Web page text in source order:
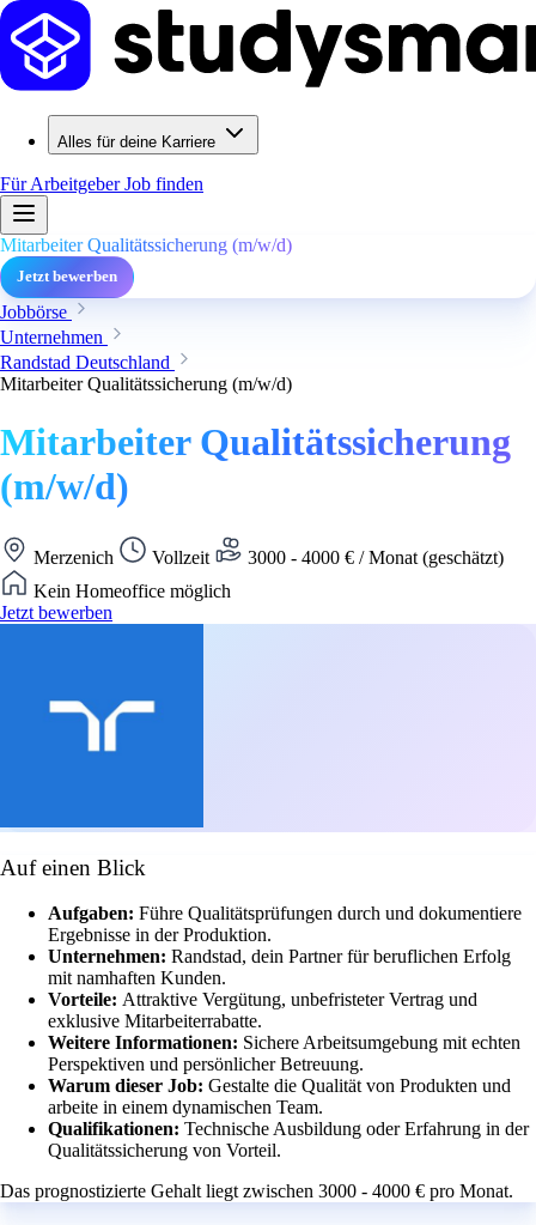
Alles für deine Karriere
Für ArbeitgeberJob finden
Mitarbeiter Qualitätssicherung (m/w/d)
Jetzt bewerben
Jobbörse
Unternehmen
Randstad Deutschland
Mitarbeiter Qualitätssicherung (m/w/d)
Mitarbeiter Qualitätssicherung
(m/w/d)
Merzenich Vollzeit
3000 - 4000 € / Monat (geschätzt)
Kein Homeoffice möglich
Jetzt bewerben
Auf einen Blick
Aufgaben: Führe Qualitätsprüfungen durch und dokumentiere
Ergebnisse in der Produktion.
Unternehmen: Randstad, dein Partner für beruflichen Erfolg
mit namhaften Kunden.
Vorteile: Attraktive Vergütung, unbefristeter Vertrag und
exklusive Mitarbeiterrabatte.
Weitere Informationen: Sichere Arbeitsumgebung mit echten
Perspektiven und persönlicher Betreuung.
Warum dieser Job: Gestalte die Qualität von Produkten und
arbeite in einem dynamischen Team.
Qualifikationen: Technische Ausbildung oder Erfahrung in der
Qualitätssicherung von Vorteil.
Das prognostizierte Gehalt liegt zwischen 3000 - 4000 € pro Monat.